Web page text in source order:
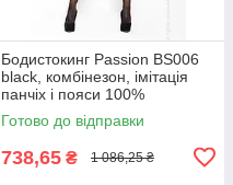
Бодистокинг Passion BS006
black, комбінезон, імітація
панчіх і пояси 100%
Анонімності
Готово до відправки
738,65 ₴ 1 086,25 ₴